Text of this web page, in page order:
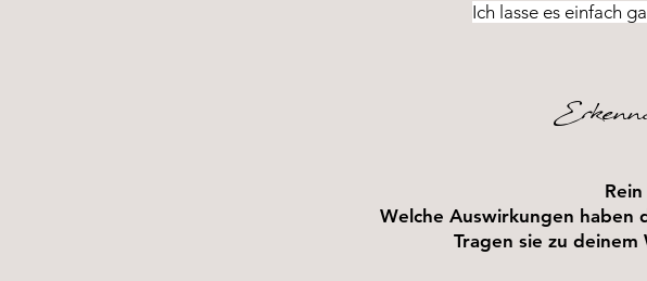
Ich lasse es einfach
Welche Auswirkungen haben
Tragen sie zu